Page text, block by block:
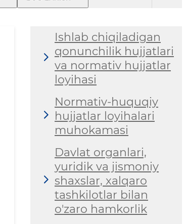
Ishlab chiqiladigan
qonunchilik hujjatlari
va normativ hujjatlar
loyihasi
Normativ-huquqiy
hujjatlar loyihalari
muhokamasi
Davlat organlari,
yuridik va jismoniy
shaxslar, xalqaro
tashkilotlar bilan
o'zaro hamkorlik